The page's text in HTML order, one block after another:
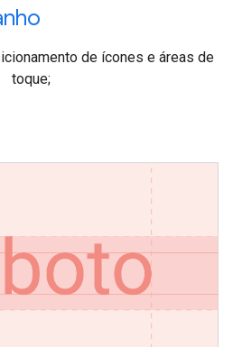
de ícones e áreas de
toque;